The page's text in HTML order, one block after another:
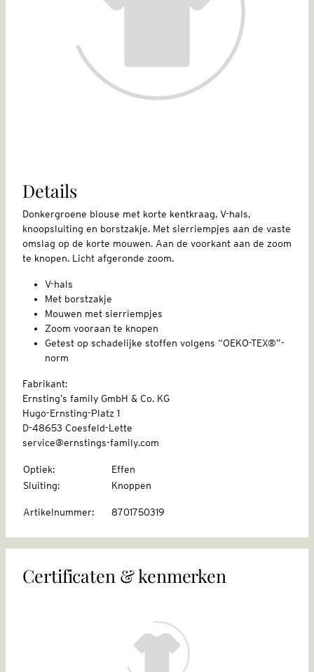
Details
Donkergroene blouse met korte kentkraag, V-hals,
knoopsluiting en borstzakje. Met sierriempjes aan de vaste
omslag op de korte mouwen. Aan de voorkant aan de zoom
te knopen. Licht afgeronde zoom.
V-hals
Met borstzakje
Mouwen met sierriempjes
Zoom vooraan te knopen
Getest op schadelijke stoffen volgens “OEKO-TEX®”-
norm
Fabrikant:
Ernsting’s family GmbH & Co. KG
Hugo-Ernsting-Platz 1
D-48653 Coesfeld-Lette
service@ernstings-family.com
Optiek:
Effen
Sluiting: Knoppen
Artikelnummer: 8701750319
Certificaten & kenmerken